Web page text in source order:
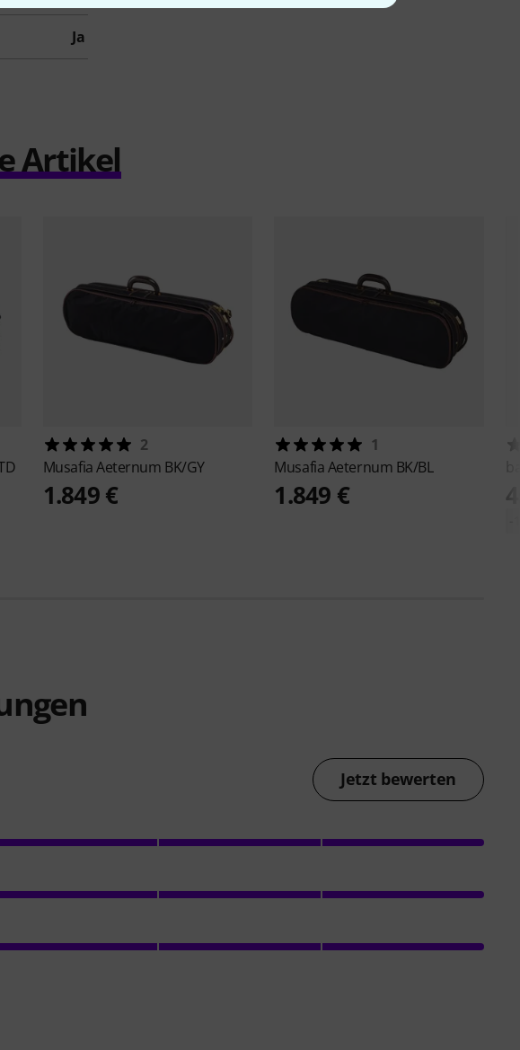
Ja
Artikel
2
MusafiaAeternum BK/GY
1.849 €
1
MusafiaAeternum BK/BL
1.849 €
Jetzt bewerten